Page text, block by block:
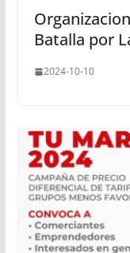
Batalla por
2024-10-10